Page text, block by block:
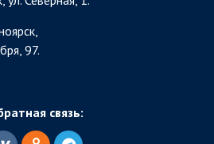
97.
связь: